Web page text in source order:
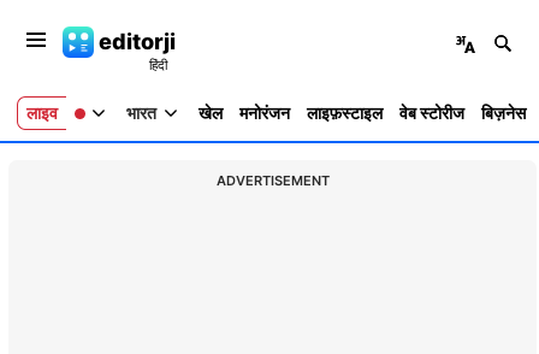
editorji
लाइव भारत खेल मनोरंजन लाइफ़स्टाइल वेब स्टोरीज बिज़नेस
ADVERTISEMENT